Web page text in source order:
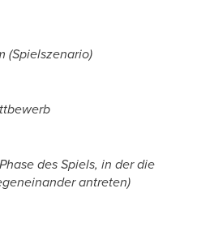
(Spielszenario)
des Spiels, in der die
antreten)